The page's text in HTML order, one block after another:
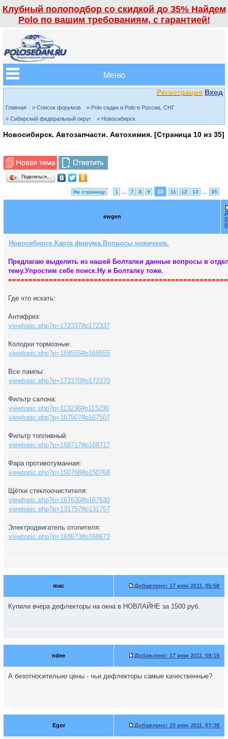
Клубный полоподбор со скидкой до 35% Найдем
Polo по вашим требованиям, с гарантией!
Меню
Регистрация Вход
Главная » Список форумов
» Polo седан и Polo в России, СНГ
» Сибирский федеральный округ
» Новосибирск
Новосибирск. Автозапчасти. Автохимия. [Страница 10 из 35]
Поделиться…
На страницу 1 7 8 9 10 11 12 13 35
ewgen
Новосибирск.Карта форума.Вопросы новичков.
Предлагаю выделить из нашей Болталки данные вопросы в
тему.Упростим себе поиск.Ну и Болталку тоже.
Где что искать:
Антифриз:
viewtopic.php?p=172337#p172337
Колодки тормозные:
viewtopic.php?p=168555#p168555
Все лампы:
viewtopic.php?p=172370#p172370
Фильтр салона:
viewtopic.php?p=113236#p113236
viewtopic.php?p=167507#p167507
Фильтр топливный:
viewtopic.php?p=168717#p168717
Фара противотуманная:
viewtopic.php?p=150768#p150768
Щётки стеклоочистителя:
viewtopic.php?p=167630#p167630
viewtopic.php?p=131757#p131757
Электродвигатель отопителя:
viewtopic.php?p=168673#p168673
mac Добавлено: 17 июн 2011, 05:58
Купили вчера дефлекторы на окна в НОВЛАЙНЕ за 1500 руб.
ndee Добавлено: 17 июн 2011, 09:19
А безотносительно цены - чьи дефлекторы самые качественные?
Egor Добавлено: 20 июн 2011, 07:38